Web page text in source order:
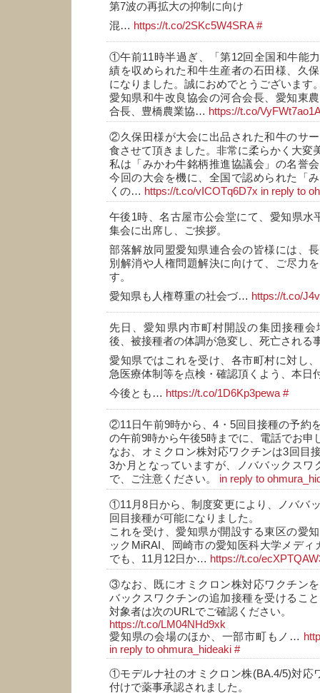
第7波の再拡大の抑制に向け
混… https://t.co/2SKc5W4SRA #
①午前11時半過ぎ、「第12回全国和牛能
績を収められた和牛生産者の石田様、久
になりました。誠におめでとうございます
愛知県和牛改良協会の河合会長、愛知東
合長、豊橋農業協… https://t.co/VyFWt7ao1A
②久保田様が大会に出品された和牛のサ
食させて頂きました。非常に柔らかく大変
私は「みかわ牛銘柄推進協議会」の名誉
今回の大会を機に、全国で認められた「
くの… https://t.co/vICOTq6D7x in reply to
午後1時、名古屋市公会堂にて、愛知県水
集会に出席し、ご挨拶。
部落解放同盟愛知県連合会の皆様には、
別解消や人権問題解決に向けて、ご尽力
す。
愛知県も人権尊重の社会づ… https://t.co/
先日、愛知県内市町村開設の集団接種
後、被接種者の体調が急変し、死亡される
愛知県ではこれを受け、各市町村に対し
急医療体制等を点検・確認頂くよう、本日
今後とも… https://t.co/1D6Kp3pewa #
②11日午前9時から、4・5回目接種の予約
の午前9時から午後5時までに、電話でお申
なお、オミクロン株対応ワクチンは3回目
3か月となっていますが、ノババックスワ
で、ご注意ください。 in reply to
①11月8日から、制度変更により、ノババ
回目接種が可能になりました。
これを受け、愛知県が開設する東区の愛
ックMiRAI、岡崎市の愛知医科大学メディ
でも、11月12日か… https://t.co/
③なお、既にオミクロン株対応ワクチン
バックスワクチンの追加接種を受けるこ
対象者は次のURLでご確認ください。
https://t.co/LM04NHd9xk
愛知県の会場のほか、一部市町もノ…
in reply to ohmura_hideaki #
①モデルナ社のオミクロン株(BA.4/5)対応
付けで薬事承認されました。